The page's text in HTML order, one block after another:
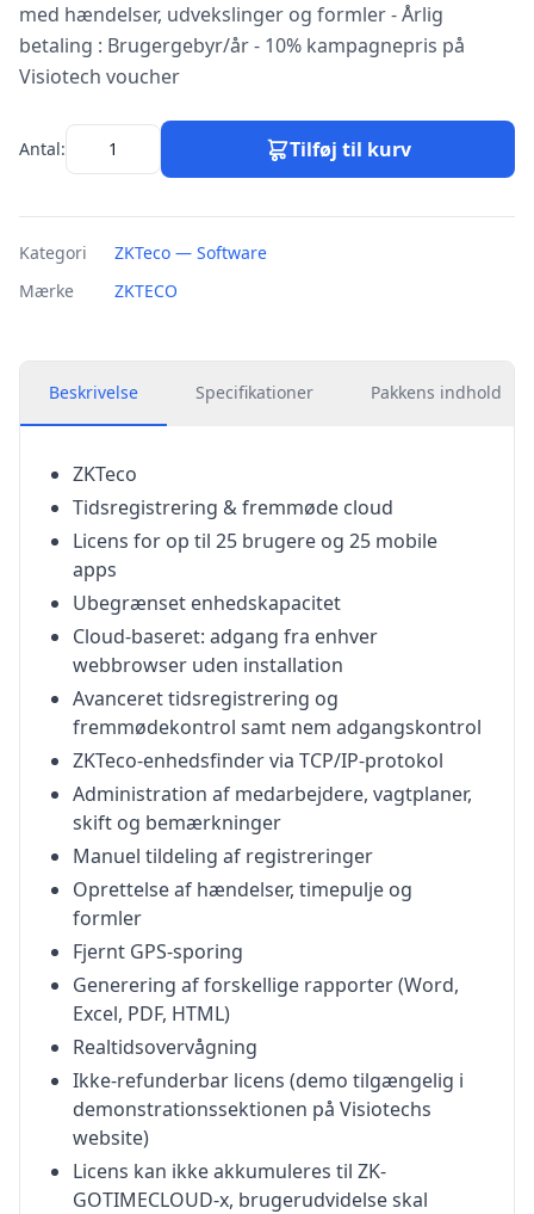
med hændelser, udvekslinger og formler - Årlig
betaling : Brugergebyr/år - 10% kampagnepris på
Visiotech voucher
Antal: Tilføj til kurv
Kategori
ZKTeco — Software
Mærke
ZKTECO
Beskrivelse Specifikationer Pakkens indhold
ZKTeco
Tidsregistrering & fremmøde cloud
Licens for op til 25 brugere og 25 mobile
apps
Ubegrænset enhedskapacitet
Cloud-baseret: adgang fra enhver
webbrowser uden installation
Avanceret tidsregistrering og
fremmødekontrol samt nem adgangskontrol
ZKTeco-enhedsfinder via TCP/IP-protokol
Administration af medarbejdere, vagtplaner,
skift og bemærkninger
Manuel tildeling af registreringer
Oprettelse af hændelser, timepulje og
formler
Fjernt GPS-sporing
Generering af forskellige rapporter (Word,
Excel, PDF, HTML)
Realtidsovervågning
Ikke-refunderbar licens (demo tilgængelig i
demonstrationssektionen på Visiotechs
website)
Licens kan ikke akkumuleres til ZK-
GOTIMECLOUD-x, brugerudvidelse skal